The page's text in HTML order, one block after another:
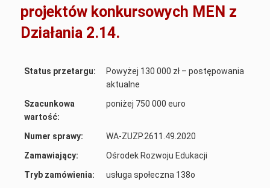
projektów konkursowych MEN z
Działania 2.14.
Status przetargu:
Powyżej 130 000 zł – postępowania
aktualne
Szacunkowa
wartość:
poniżej 750 000 euro
Numer sprawy:
WA-ZUZP.2611.49.2020
Zamawiający:
Ośrodek Rozwoju Edukacji
Tryb zamówienia:
usługa społeczna 138o